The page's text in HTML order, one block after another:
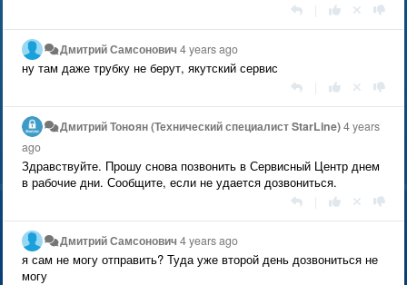
Дмитрий Самсонович 4 years ago
ну там даже трубку не берут, якутский сервис
Дмитрий Тонoян (Технический специалист StarLine)4 years
ago
Здравствуйте. Прошу снова позвонить в Сервисный Центр днем
в рабочие дни. Сообщите, если не удается дозвониться.
Дмитрий Самсонович 4 years ago
я сам не могу отправить? Туда уже второй день дозвониться не
могу